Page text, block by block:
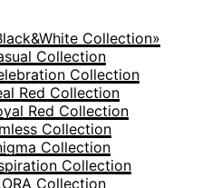
Collection»
Collection
Collection
Red Collection
Red Collection
Collection
Collection
Collection
Collection